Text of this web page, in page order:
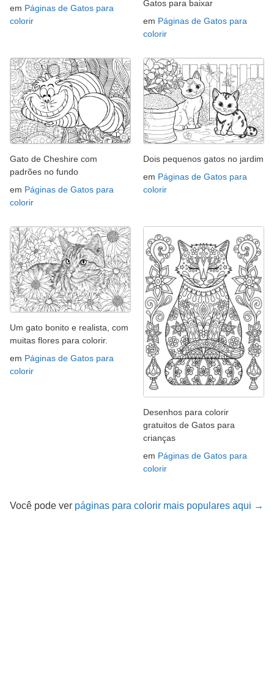
em Páginas de Gatos para
colorir
Gatos para baixar
em Páginas de Gatos para
colorir
Gato de Cheshire com
padrões no fundo
em Páginas de Gatos para
colorir
Dois pequenos gatos no jardim
em Páginas de Gatos para
colorir
Um gato bonito e realista, com
muitas flores para colorir.
em Páginas de Gatos para
colorir
Desenhos para colorir
gratuitos de Gatos para
crianças
em Páginas de Gatos para
colorir
Você pode ver páginas para colorir mais populares aqui →